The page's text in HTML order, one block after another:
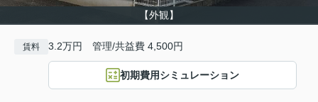
【外観】
賃料 3.2万円 管理/共益費 4,500円
初期費用シミュレーション